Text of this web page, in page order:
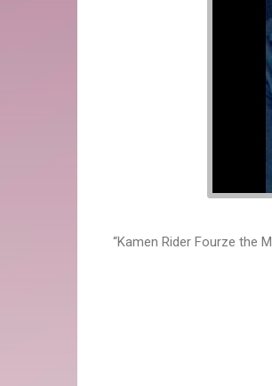
“Kamen Rider Fourze the